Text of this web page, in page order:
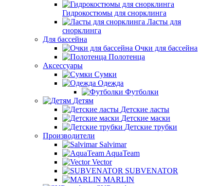
Гидрокостюмы для снорклинга
Ласты для
снорклинга
Для бассейна
Очки для бассейна
Полотенца
Аксессуары
Сумки
Одежда
Футболки
Детям
Детские ласты
Детские маски
Детские трубки
Производители
Salvimar
AquaTeam
Vector
SUBVENATOR
MARLIN